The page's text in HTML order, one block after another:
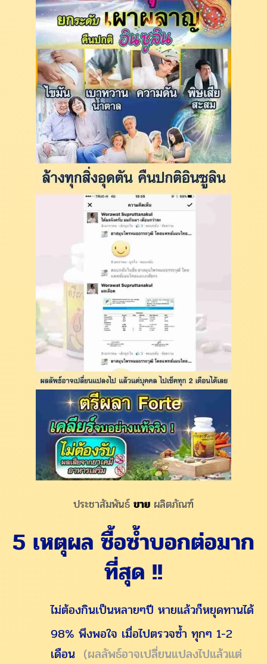
ประชาสัมพันธ์ ขาย ผลิตภัณฑ์
5 เหตุผล ซื้อซ้ำบอกต่อมาก
ที่สุด !!
ไม่ต้องกินเป็นหลายๆปี หายแล้วก็หยุดทานได้
98% พึงพอใจ เมื่อไปตรวจซ้ำ ทุกๆ 1-2
เดือน (ผลลัพธ์อาจเปลี่ยนแปลงไปแล้วแต่